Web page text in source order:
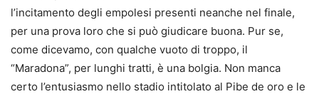
l’incitamento degli empolesi presenti neanche nel finale,
per una prova loro che si può giudicare buona. Pur se,
come dicevamo, con qualche vuoto di troppo, il
“Maradona”, per lunghi tratti, è una bolgia. Non manca
certo l’entusiasmo nello stadio intitolato al Pibe de oro e le